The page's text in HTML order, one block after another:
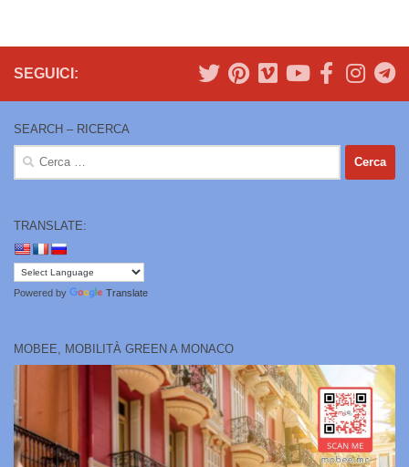
SEGUICI:
SEARCH – RICERCA
Ricerca
TRANSLATE:
Powered by Translate
MOBEE, MOBILITÀ GREEN A MONACO